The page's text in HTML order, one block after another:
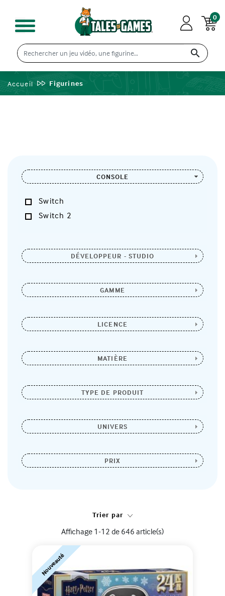

0
Accueil Figurines
CONSOLE
Switch
Switch 2
DÉVELOPPEUR - STUDIO
GAMME
LICENCE
MATIÈRE
TYPE DE PRODUIT
UNIVERS
PRIX
Trier par
Affichage 1-12 de 646 article(s)
Nouveauté